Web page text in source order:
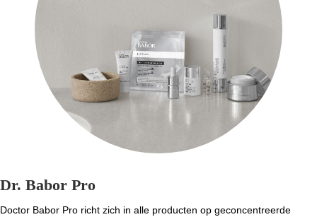
Dr. Babor Pro
Doctor Babor Pro richt zich in alle producten op geconcentreerde